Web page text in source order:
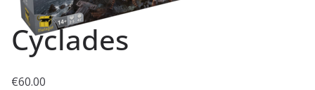
Cyclades
€60.00